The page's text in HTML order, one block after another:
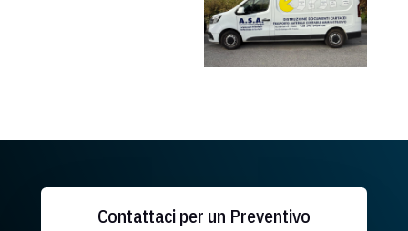
Contattaci per un Preventivo